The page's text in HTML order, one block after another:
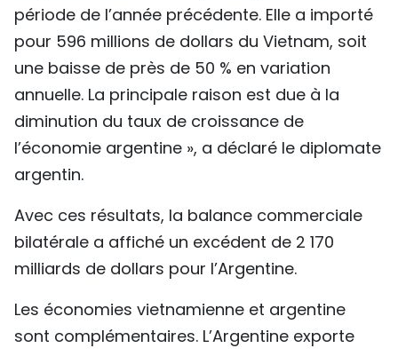
période de l’année précédente. Elle a importé
pour 596 millions de dollars du Vietnam, soit
une baisse de près de 50 % en variation
annuelle. La principale raison est due à la
diminution du taux de croissance de
l’économie argentine », a déclaré le diplomate
argentin.
Avec ces résultats, la balance commerciale
bilatérale a affiché un excédent de 2 170
milliards de dollars pour l’Argentine.
Les économies vietnamienne et argentine
sont complémentaires. L’Argentine exporte